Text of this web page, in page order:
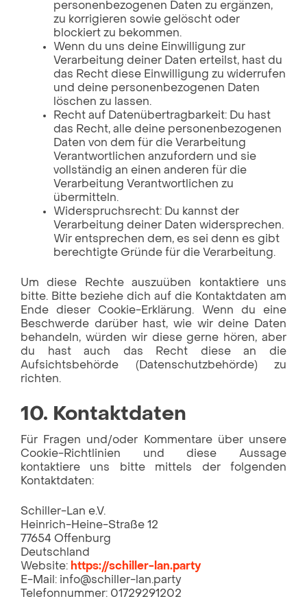
personenbezogenen Daten zu ergänzen,
zu korrigieren sowie gelöscht oder
blockiert zu bekommen.
Wenn du uns deine Einwilligung zur
Verarbeitung deiner Daten erteilst, hast du
das Recht diese Einwilligung zu widerrufen
und deine personenbezogenen Daten
löschen zu lassen.
Recht auf Datenübertragbarkeit: Du hast
das Recht, alle deine personenbezogenen
Daten von dem für die Verarbeitung
Verantwortlichen anzufordern und sie
vollständig an einen anderen für die
Verarbeitung Verantwortlichen zu
übermitteln.
Widerspruchsrecht: Du kannst der
Verarbeitung deiner Daten widersprechen.
Wir entsprechen dem, es sei denn es gibt
berechtigte Gründe für die Verarbeitung.
Um diese Rechte auszuüben kontaktiere uns
bitte. Bitte beziehe dich auf die Kontaktdaten am
Ende dieser Cookie-Erklärung. Wenn du eine
Beschwerde darüber hast, wie wir deine Daten
behandeln, würden wir diese gerne hören, aber
du hast auch das Recht diese an die
Aufsichtsbehörde (Datenschutzbehörde) zu
richten.
10. Kontaktdaten
Für Fragen und/oder Kommentare über unsere
Cookie-Richtlinien und diese Aussage
kontaktiere uns bitte mittels der folgenden
Kontaktdaten:
Schiller-Lan e.V.
Heinrich-Heine-Straße 12
77654 Offenburg
Deutschland
Website: https://schiller-lan.party
E-Mail: info@schiller-lan.party
Telefonnummer: 01729291202